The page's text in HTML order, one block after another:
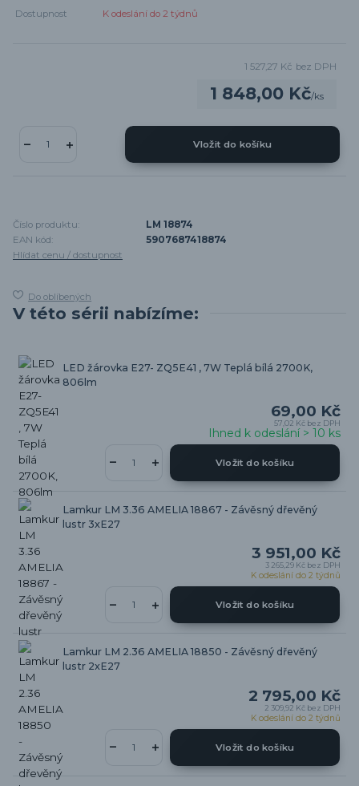
Dostupnost K odeslání do 2 týdnů
1 848,00 Kč/ks
1 527,27 Kč bez DPH
Vložit do košíku
Číslo produktu:
LM 18874
EAN kód:
5907687418874
Hlídat cenu / dostupnost
Do oblíbených
V této sérii nabízíme:
LED žárovka E27- ZQ5E41 , 7W Teplá bílá 2700K,
806lm
69,00 Kč
57,02 Kč bez DPH
Ihned k odeslání > 10 ks
Vložit do košíku
Lamkur LM 3.36 AMELIA 18867 - Závěsný dřevěný
lustr 3xE27
3 951,00 Kč
3 265,29 Kč bez DPH
K odeslání do 2 týdnů
Vložit do košíku
Lamkur LM 2.36 AMELIA 18850 - Závěsný dřevěný
lustr 2xE27
2 795,00 Kč
2 309,92 Kč bez DPH
K odeslání do 2 týdnů
Vložit do košíku